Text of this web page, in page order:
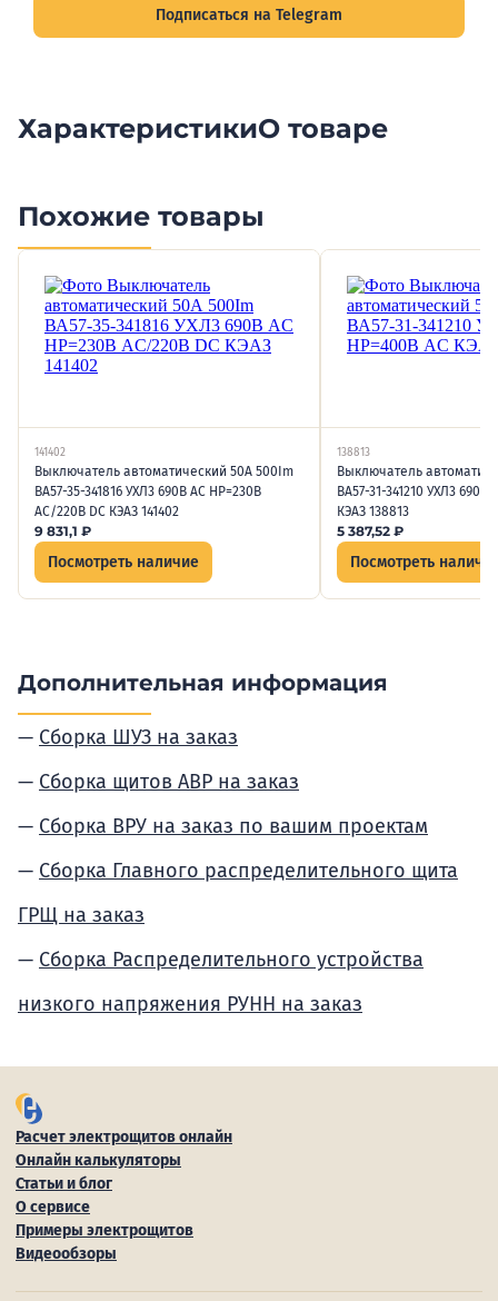
Подписаться на Telegram
ХарактеристикиО товаре
Похожие товары
141402
Выключатель автоматический 50А 500Im
ВА57-35-341816 УХЛ3 690В AC НР=230В
AC/220В DC КЭАЗ 141402
9 831,1 ₽
Посмотреть наличие
138813
Выключатель
ВА57-31-341210 УХЛ3 690В
КЭАЗ 138813
5 387,52 ₽
Посмотреть
Дополнительная информация
Сборка ШУЗ на заказ
Сборка щитов АВР на заказ
Сборка ВРУ на заказ по вашим проектам
Сборка Главного распределительного щита
ГРЩ на заказ
Сборка Распределительного устройства
низкого напряжения РУНН на заказ
Расчет электрощитов онлайн
Онлайн калькуляторы
Статьи и блог
О сервисе
Примеры электрощитов
Видеообзоры